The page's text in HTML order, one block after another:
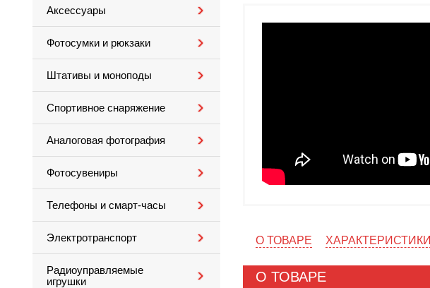
Аксессуары
Фотосумки и рюкзаки
Штативы и моноподы
Спортивное снаряжение
Аналоговая фотография
Фотосувениры
Телефоны и смарт-часы
Электротранспорт
Радиоуправляемые
игрушки
О ТОВАРЕ ХАРАКТЕРИСТИКИ
О ТОВАРЕ